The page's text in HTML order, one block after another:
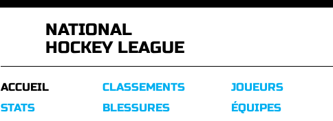
NATIONAL
HOCKEY LEAGUE
ACCUEIL
STATS
CLASSEMENTS
BLESSURES
JOUEURS
ÉQUIPES